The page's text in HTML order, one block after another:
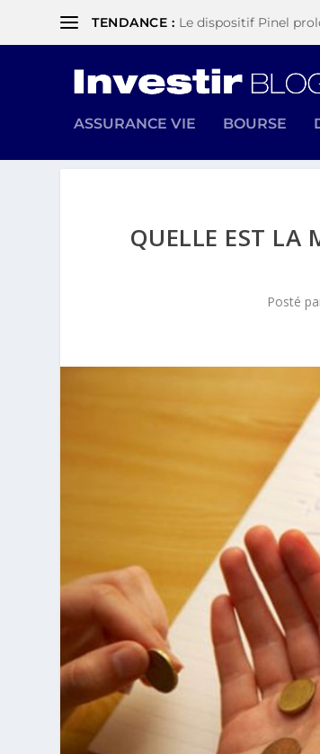
TENDANCE : Le dispositif Pinel
ASSURANCE VIE BOURSE
QUELLE EST LA
Posté